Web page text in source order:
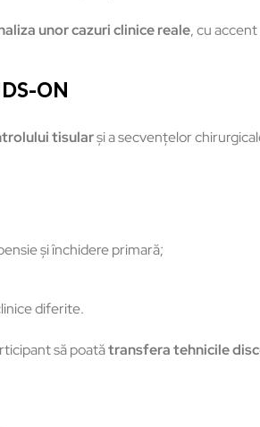
unor cazuri clinice reale, cu
ON
tisularși a secvențelor
și închidere primară;
diferite.
să poatătransfera tehnicile